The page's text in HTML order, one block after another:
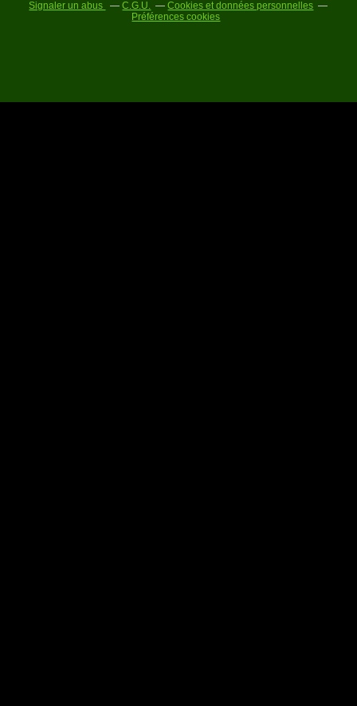
Signaler un abus C.G.U.
Cookies et données personnelles
Préférences cookies